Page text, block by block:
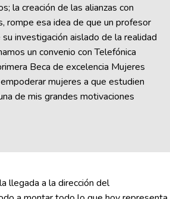
la creación de las alianzas con
rompe esa idea de que un profesor
investigación aislado de la realidad
un convenio con Telefónica
Beca de excelencia Mujeres
mujeres a que estudien
de mis grandes motivaciones
llegada a la dirección del